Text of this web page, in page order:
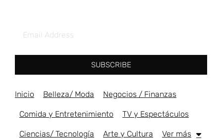
SUBSCRIBE
Inicio Belleza/ Moda Negocios / Finanzas
Comida y Entretenimiento TV y Espectáculos
Ciencias/ Tecnología Arte y Cultura Ver más